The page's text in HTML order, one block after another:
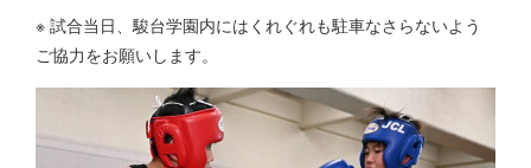
※ 試合当日、駿台学園内にはくれぐれも駐車なさらないよう
ご協力をお願いします。